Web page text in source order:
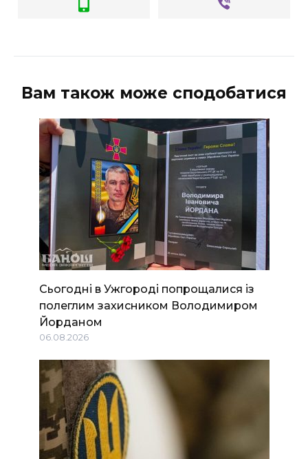
Вам також може сподобатися
Сьогодні в Ужгороді попрощалися із
полеглим захисником Володимиром
Йорданом
06.08.2026